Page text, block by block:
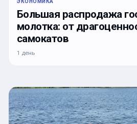
Большая распродажа
молотка: от
самокатов
1 день